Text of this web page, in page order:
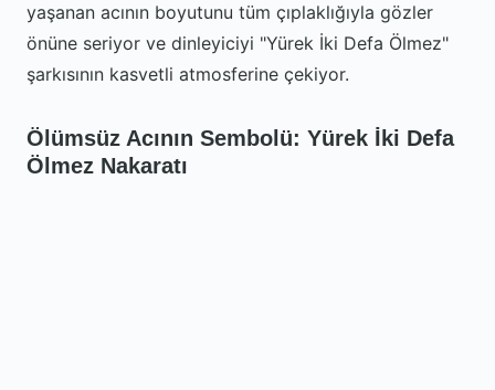
yaşanan acının boyutunu tüm çıplaklığıyla gözler
önüne seriyor ve dinleyiciyi "Yürek İki Defa Ölmez"
şarkısının kasvetli atmosferine çekiyor.
Ölümsüz Acının Sembolü: Yürek İki Defa
Ölmez Nakaratı